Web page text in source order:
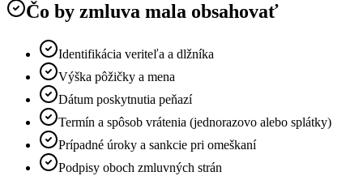
Čo by zmluva mala obsahovať
Identifikácia veriteľa a dlžníka
Výška pôžičky a mena
Dátum poskytnutia peňazí
Termín a spôsob vrátenia (jednorazovo alebo splátky)
Prípadné úroky a sankcie pri omeškaní
Podpisy oboch zmluvných strán